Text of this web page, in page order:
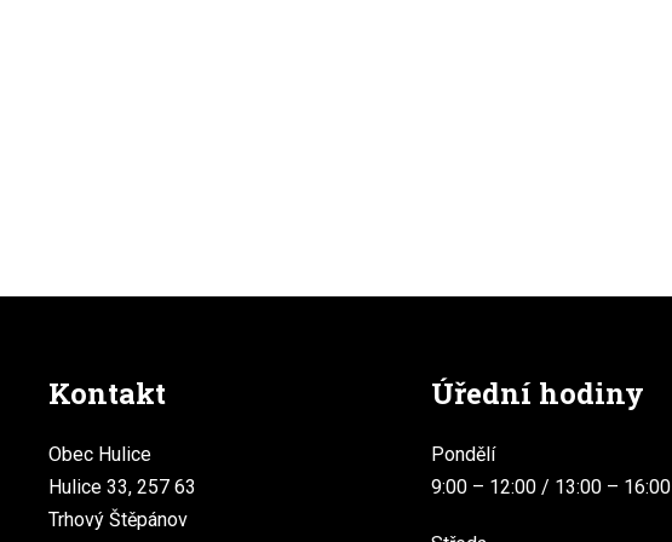
Kontakt
Obec Hulice
Hulice 33, 257 63
Trhový Štěpánov
Úřední hodiny
Pondělí
9:00 – 12:00 / 13:00 – 16:00